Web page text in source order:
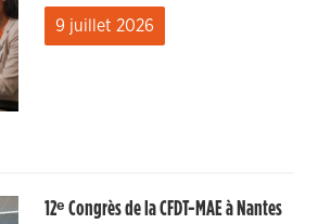
9 juillet 2026
12ᵉ Congrès de la CFDT-MAE à Nantes